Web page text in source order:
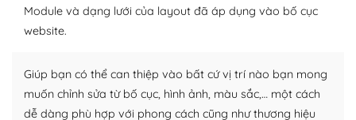
Plugin mở rộng là thành phần cài đặt thêm vào
WordPress để tăng thêm các tính năng cần thiết. Có
Nhờ lượng người dùng đông đảo, thư viện themes và
plugin của WordPress rất phong phú. Bạn có thể thỏa
Module và dạng lưới của layout đã áp dụng vào bố cục
website.
Giúp bạn có thể can thiệp vào bất cứ vị trí nào bạn mong
muốn chỉnh sửa từ bố cục, hình ảnh, màu sắc,… một cách
dễ dàng phù hợp với phong cách cũng như thương hiệu